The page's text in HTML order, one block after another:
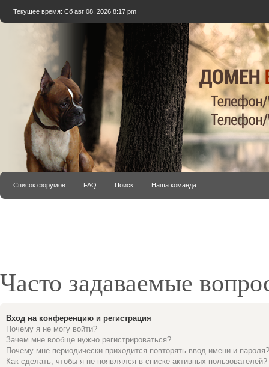
Текущее время: Сб авг 08, 2026 8:17 pm
Список форумов FAQ Поиск Наша команда
Часто задаваемые
Вход на конференцию и регистрация
Почему я не могу войти?
Зачем мне вообще нужно регистрироваться?
Почему мне периодически приходится повторять ввод имени и пароля?
Как сделать, чтобы я не появлялся в списке активных пользователей?